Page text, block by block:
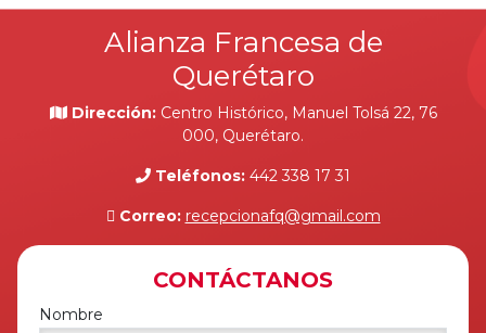
Alianza Francesa de
Querétaro
Dirección: Centro Histórico, Manuel Tolsá 22, 76
000, Querétaro.
Teléfonos: 442 338 17 31
Correo: recepcionafq@gmail.com
CONTÁCTANOS
Nombre